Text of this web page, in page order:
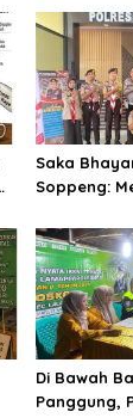
Saka
Soppeng:
dan Peduli
Jalan
Di Bawah
Panggung,